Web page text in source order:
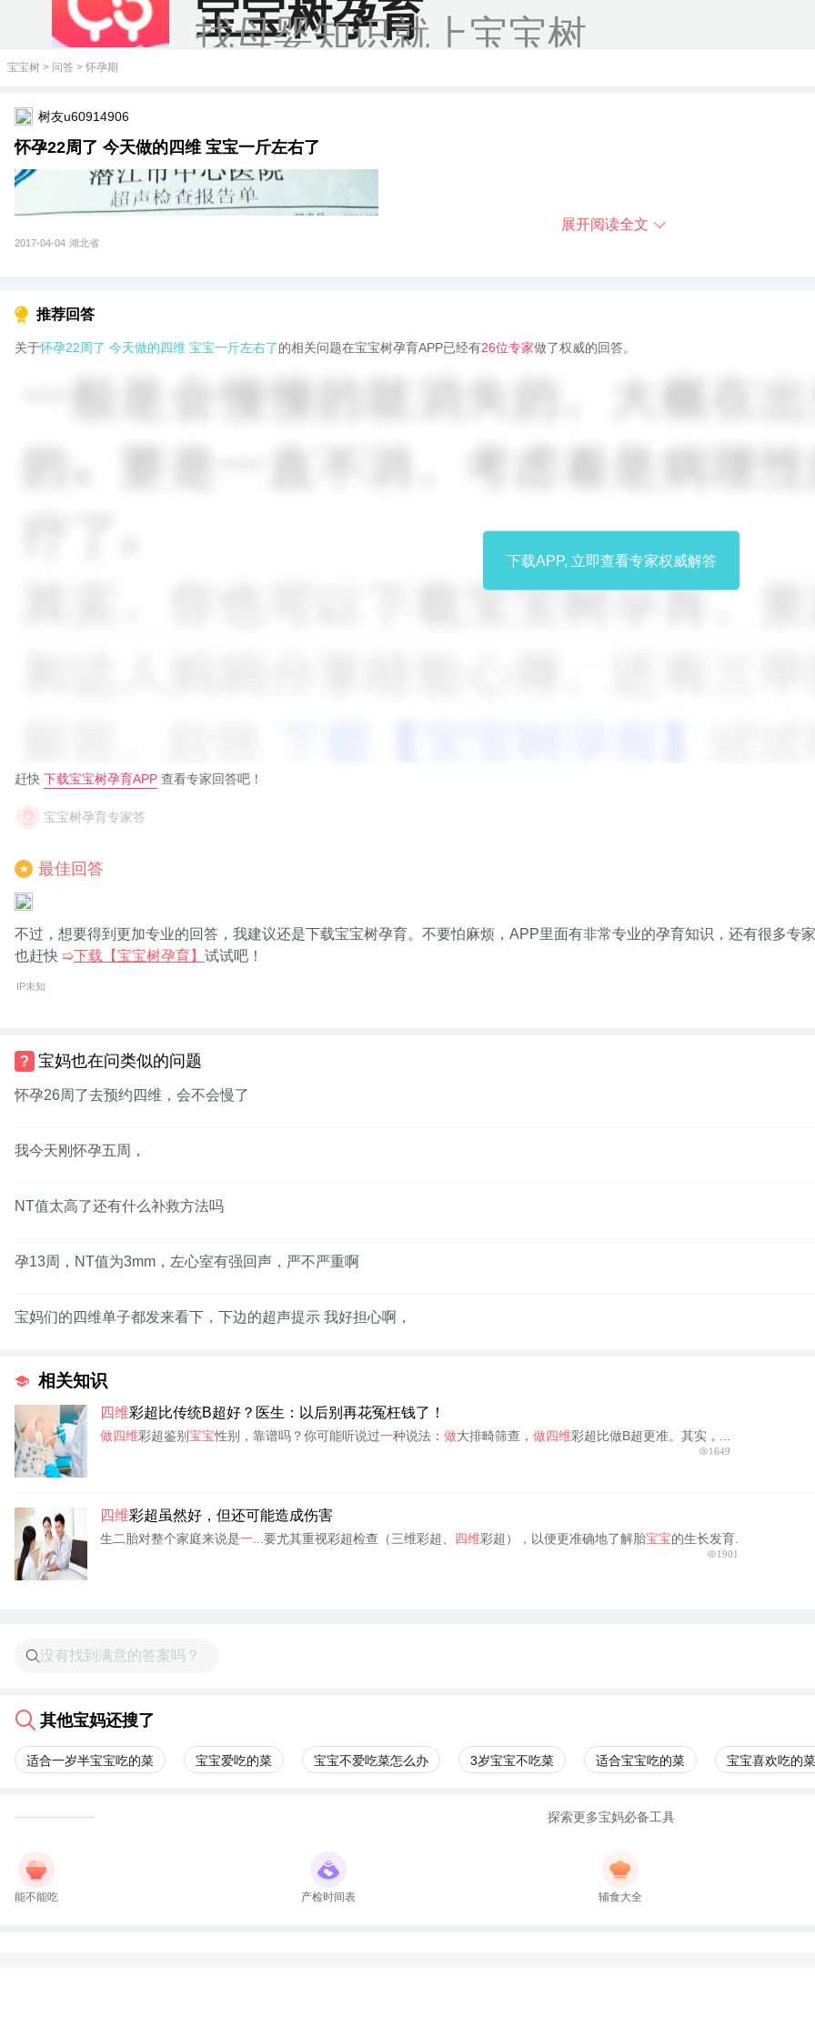
宝宝树孕育
找母婴知识就上宝宝树
宝宝树 > 问答 > 怀孕期
树友u60914906
怀孕22周了 今天做的四维 宝宝一斤左右了
展开阅读全文
2017-04-04 湖北省
推荐回答
关于怀孕22周了 今天做的四维 宝宝一斤左右了的相关问题在宝宝树孕育APP已经有26位专家做了权威的回答。
下载APP, 立即查看专家权威解答
赶快 下载宝宝树孕育APP 查看专家回答吧！
宝宝树孕育专家答
★ 最佳回答
不过，想要得到更加专业的回答，我建议还是下载宝宝树孕育。不要怕麻烦，APP里面有非常专业的孕育知识，还有很多专
也赶快 ➯下载【宝宝树孕育】 试试吧！
IP未知
宝妈也在问类似的问题
怀孕26周了去预约四维，会不会慢了
我今天刚怀孕五周，
NT值太高了还有什么补救方法吗
孕13周，NT值为3mm，左心室有强回声，严不严重啊
宝妈们的四维单子都发来看下，下边的超声提示 我好担心啊，
相关知识
四维彩超比传统B超好？医生：以后别再花冤枉钱了！
做四维彩超鉴别宝宝性别，靠谱吗？你可能听说过一种说法： 做大排畸筛查， 做四维彩超比做B超更准。其实，...
1649
四维彩超虽然好，但还可能造成伤害
生二胎对整个家庭来说是一 ...要尤其重视彩超检查（三维彩超、 四维彩超），以便更准确地了解胎宝宝的生长发育.
1901
其他宝妈还搜了
适合一岁半宝宝吃的菜 宝宝爱吃的菜 宝宝不爱吃菜怎么办 3岁宝宝不吃菜 适合宝宝吃的菜 宝宝喜欢吃的
探索更多宝妈必备工具
能不能吃 产检时间表 辅食大全